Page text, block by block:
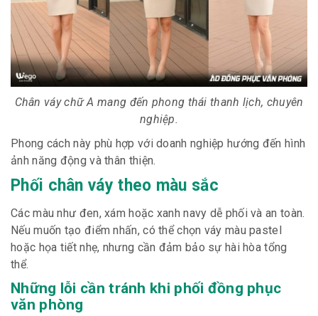
Chân váy chữ A mang đến phong thái thanh lịch, chuyên
nghiệp.
Phong cách này phù hợp với doanh nghiệp hướng đến hình
ảnh năng động và thân thiện.
Phối chân váy theo màu sắc
Các màu như đen, xám hoặc xanh navy dễ phối và an toàn.
Nếu muốn tạo điểm nhấn, có thể chọn váy màu pastel
hoặc họa tiết nhẹ, nhưng cần đảm bảo sự hài hòa tổng
thể.
Những lỗi cần tránh khi phối đồng phục
văn phòng